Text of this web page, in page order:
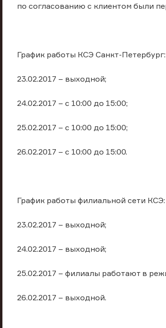
по согласованию с клиентом были
График работы КСЭ Санкт-Петербург:
23.02.2017 – выходной;
24.02.2017 – с 10:00 до 15:00;
25.02.2017 – с 10:00 до 15:00;
26.02.2017 – с 10:00 до 15:00.
График работы филиальной сети КСЭ:
23.02.2017 – выходной;
24.02.2017 – выходной;
25.02.2017 – филиалы работают в
26.02.2017 – выходной.